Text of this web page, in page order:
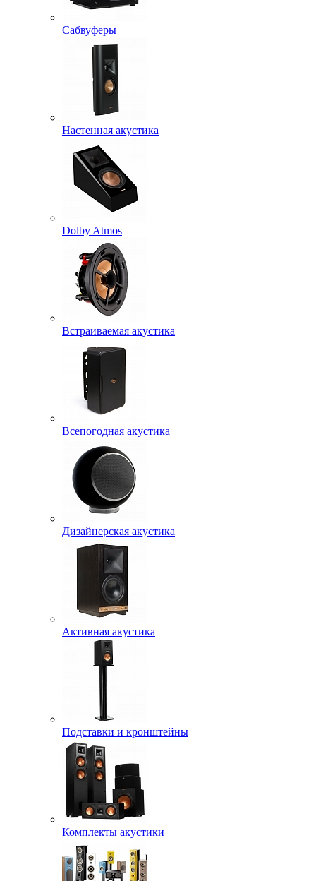
Сабвуферы
Настенная акустика
Dolby Atmos
Встраиваемая акустика
Всепогодная акустика
Дизайнерская акустика
Активная акустика
Подставки и кронштейны
Комплекты акустики